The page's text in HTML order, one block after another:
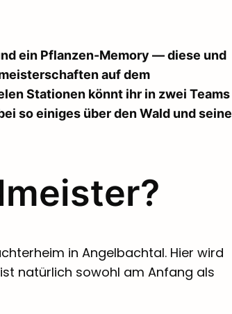
ein Pflanzen-Memory — diese und
auf dem
Stationen könnt ihr in zwei Teams
so einiges über den Wald und seine
in Angelbachtal. Hier wird
natürlich sowohl am Anfang als